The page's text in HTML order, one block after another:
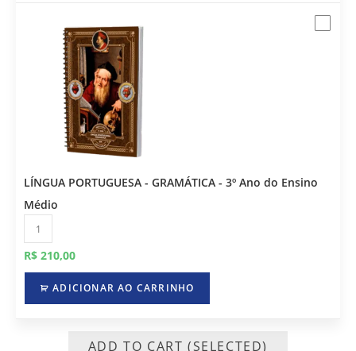
LÍNGUA PORTUGUESA - GRAMÁTICA - 3º Ano do Ensino
Médio
R$ 210,00
ADICIONAR AO CARRINHO
ADD TO CART (SELECTED)